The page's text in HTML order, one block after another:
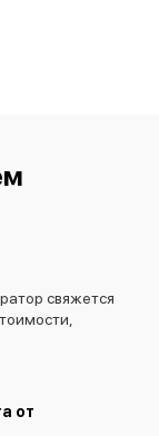
свяжется
от